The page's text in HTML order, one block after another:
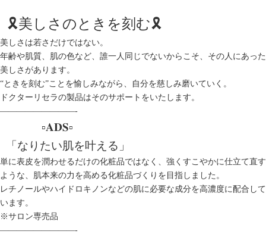
🎗美しさのときを刻む🎗
美しさは若さだけではない。
年齢や肌質、肌の色など、誰一人同じでないからこそ、その人にあった
美しさがあります。
“ときを刻む”ことを愉しみながら、自分を慈しみ磨いていく。
ドクターリセラの製品はそのサポートをいたします。
—————————-
▫️𝐀𝐃𝐒▫️
「なりたい肌を叶える」
単に表皮を潤わせるだけの化粧品ではなく、強くすこやかに仕立て直す
ような、肌本来の力を高める化粧品づくりを目指しました。
レチノールやハイドロキノンなどの肌に必要な成分を高濃度に配合して
います。
※サロン専売品
—————————-